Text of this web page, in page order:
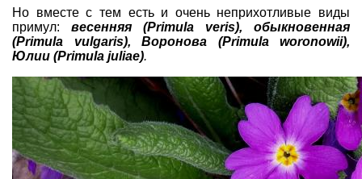
Но вместе с тем есть и очень неприхотливые виды
примул: весенняя (Primula veris), обыкновенная
(Primula vulgaris), Воронова (Primula woronowii),
Юлии (Primula juliae).